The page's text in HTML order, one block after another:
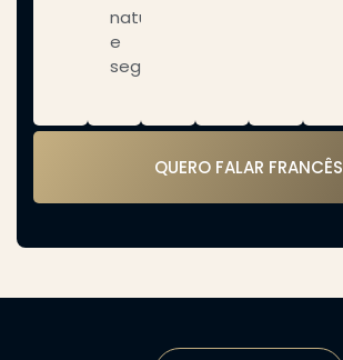
naturalidade
e
segurança;
QUERO FALAR FRANCÊS